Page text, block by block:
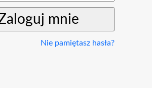
Nie pamiętasz hasła?